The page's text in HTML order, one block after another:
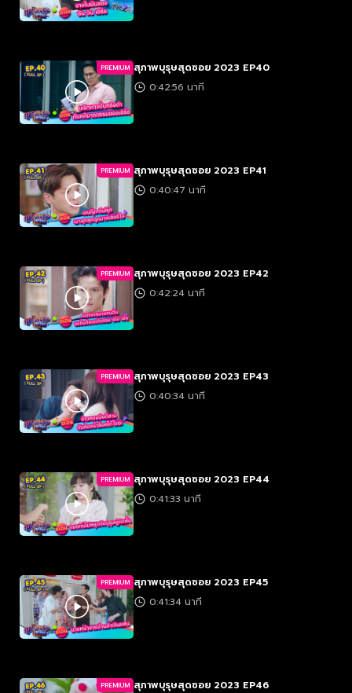
PREMIUM สุภาพบุรุษสุดซอย 2023 EP40
0:42:56 นาที
PREMIUM สุภาพบุรุษสุดซอย 2023 EP41
0:40:47 นาที
PREMIUM สุภาพบุรุษสุดซอย 2023 EP42
0:42:24 นาที
PREMIUM สุภาพบุรุษสุดซอย 2023 EP43
0:40:34 นาที
PREMIUM สุภาพบุรุษสุดซอย 2023 EP44
0:41:33 นาที
PREMIUM สุภาพบุรุษสุดซอย 2023 EP45
0:41:34 นาที
PREMIUM สุภาพบุรุษสุดซอย 2023 EP46